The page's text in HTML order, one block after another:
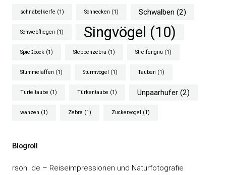
schnabelkerfe (1) Schnecken (1) Schwalben (2)
Schwebfliegen (1) Singvögel (10)
Spießbock (1) Steppenzebra (1) Streifengnu (1)
Stummelaffen (1) Sturmvögel (1) Tauben (1)
Turteltaube (1) Türkentaube (1) Unpaarhufer (2)
wanzen (1) Zebra (1) Zuckervogel (1)
Blogroll
rson. de – Reiseimpressionen und Naturfotografie